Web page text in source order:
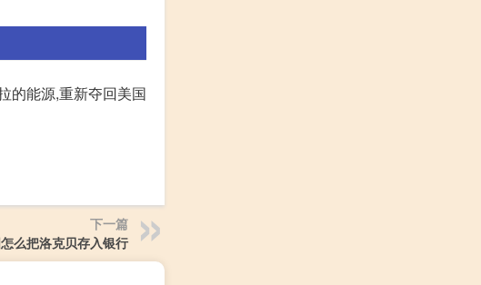
的能源,重新夺回美国
下一篇
么把洛克贝存入银行